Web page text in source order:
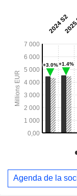
Agenda de la